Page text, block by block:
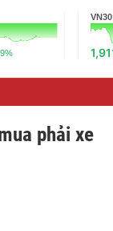
VN30
phải xe